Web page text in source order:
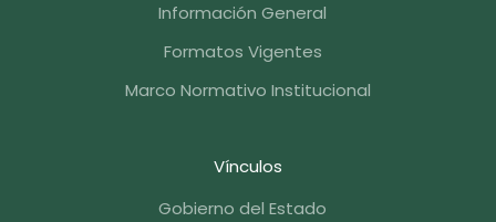
Información General
Formatos Vigentes
Marco Normativo Institucional
Vínculos
Gobierno del Estado